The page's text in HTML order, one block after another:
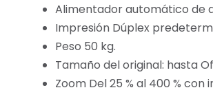
Alimentador automático de
Impresión Dúplex
Peso 50 kg.
Tamaño del original: hasta
Zoom Del 25 % al 400 % con